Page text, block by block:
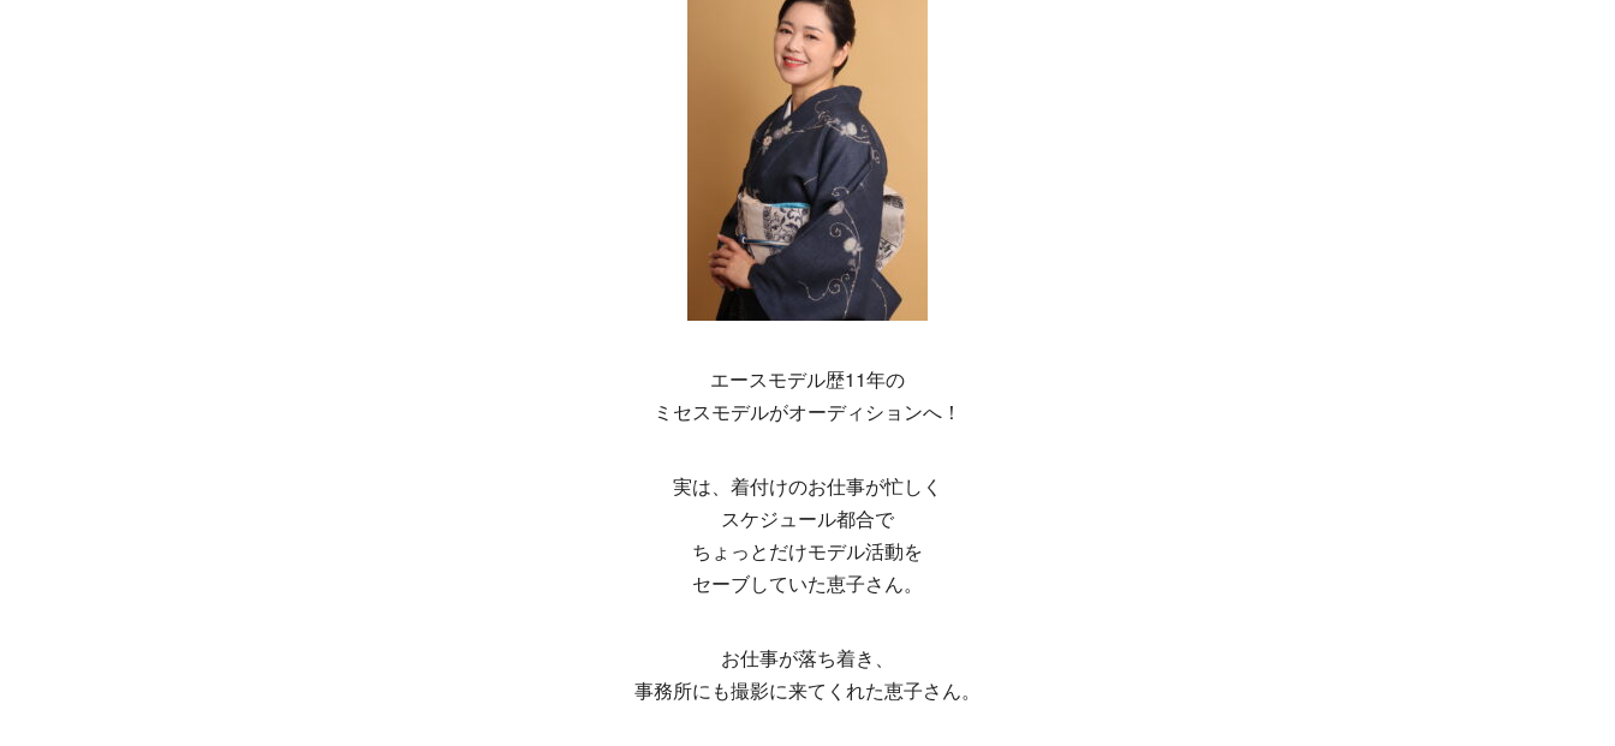
エースモデル歴11年の
ミセスモデルがオーディションへ！
実は、着付けのお仕事が忙しく
スケジュール都合で
ちょっとだけモデル活動を
セーブしていた恵子さん。
お仕事が落ち着き、
事務所にも撮影に来てくれた恵子さん。